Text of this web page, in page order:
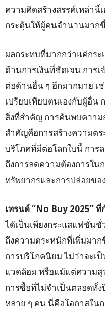
ความคิดสร้างสรรค์เหล่านี้
กระตุ้นให้ผู้คนจำนวนมาก
ผลกระทบที่มากกว่าแค่กระ
ด้านการเงินที่ชัดเจน การ
ต่อด้านอื่น ๆ อีกมากมาย เ
เปรียบเทียบตนเองกับผู้อื่น
สิ่งที่สำคัญ การค้นพบควา
สำคัญคือการสร้างความต
บริโภคที่มีต่อโลกใบนี้ การ
ถึงการลดความต้องการใน
ทรัพยากรและการปล่อยขอ
เทรนด์ “No Buy 2025”
ได้เป็นเพียงกระแสแฟชั่น
ถึงความตระหนักที่เพิ่มมา
การบริโภคนิยม ไม่ว่าจะ
แวดล้อม หรือแม้แต่ความ
การซื้อที่ไม่จำเป็นตลอดทั้ง
หลาย ๆ คน นี่คือโอกาสใ